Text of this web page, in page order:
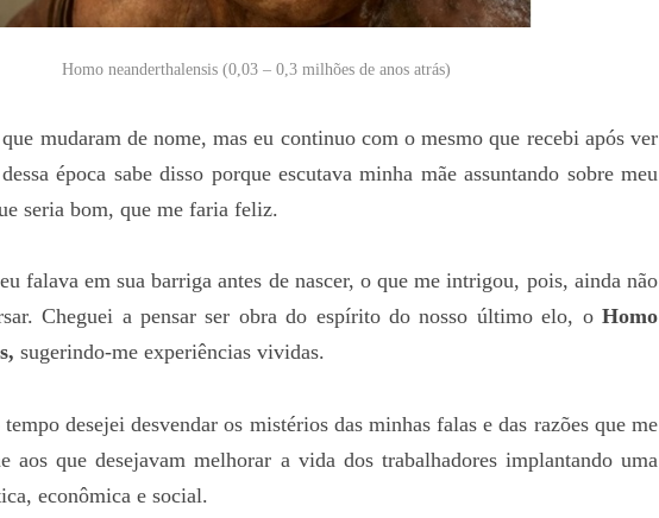
Homo neanderthalensis (0,03 – 0,3 milhões de anos atrás)
mudaram de nome, mas eu continuo com o mesmo que recebi após ver
época sabe disso porque escutava minha mãe assuntando sobre meu
seria bom, que me faria feliz.
falava em sua barriga antes de nascer, o que me intrigou, pois, ainda não
Cheguei a pensar ser obra do espírito do nosso último elo, o Homo
sugerindo-me experiências vividas.
desejei desvendar os mistérios das minhas falas e das razões que me
aos que desejavam melhorar a vida dos trabalhadores implantando uma
econômica e social.